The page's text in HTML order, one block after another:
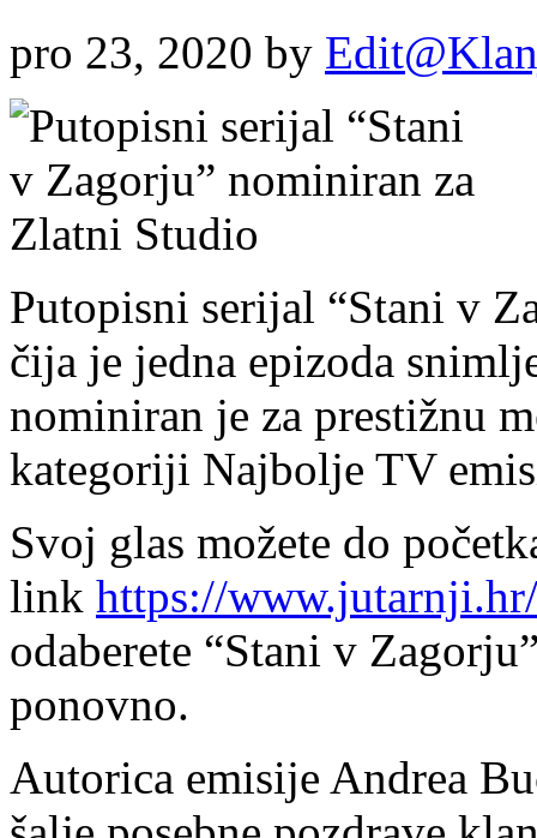
pro 23, 2020 by
Putopisni serijal “Stani v
čija je jedna epizoda
nominiran je za prestižnu
kategoriji Najbolje TV
Svoj glas možete do
link https://
odaberete “Stani v
ponovno.
Autorica emisije Andrea